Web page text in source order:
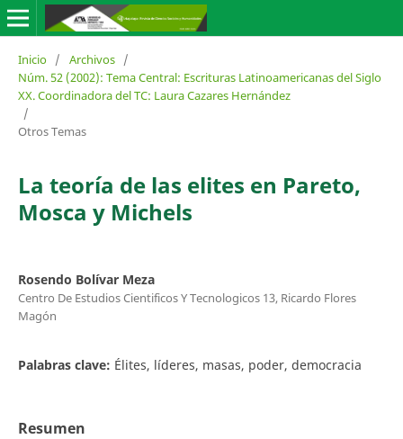
Inicio / Archivos /
Núm. 52 (2002): Tema Central: Escrituras Latinoamericanas del Siglo
XX. Coordinadora del TC: Laura Cazares Hernández
/
Otros Temas
La teoría de las elites en Pareto,
Mosca y Michels
Rosendo Bolívar Meza
Centro De Estudios Cientificos Y Tecnologicos 13, Ricardo Flores
Magón
Palabras clave: Élites, líderes, masas, poder, democracia
Resumen